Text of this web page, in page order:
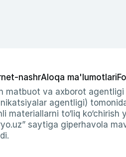
nashrAloqa ma'lumotlari
matbuot va axborot
agentligi)
materiallarni to‘liq
saytiga giperhavola